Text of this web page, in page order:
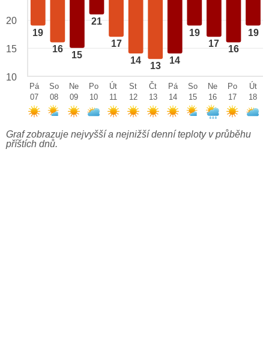
19
16
15
21
17
14
13
14
19
17
16
19
20
15
10
Pá
07
So
08
Ne
09
Po
10
Út
11
St
12
Čt
13
Pá
14
So
15
Ne
16
Po
17
Út
18
Graf zobrazuje nejvyšší a nejnižší denní teploty v průběhu
příštích dnů.